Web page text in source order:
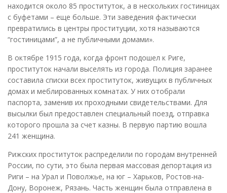
находится около 85 проституток, а в нескольких гостиницах
с буфетами – еще больше. Эти заведения фактически
превратились в центры проституции, хотя называются
“гостиницами”, а не публичными домами».
В октябре 1915 года, когда фронт подошел к Риге,
проституток начали выселять из города. Полиция заранее
составила списки всех проституток, живущих в публичных
домах и меблированных комнатах. У них отобрали
паспорта, заменив их проходными свидетельствами. Для
высылки был предоставлен специальный поезд, отправка
которого прошла за счет казны. В первую партию вошла
241 женщина.
Рижских проституток распределили по городам внутренней
России, по сути, это была первая массовая депортация из
Риги – на Урал и Поволжье, на юг – Харьков, Ростов-на-
Дону, Воронеж, Рязань. Часть женщин была отправлена в